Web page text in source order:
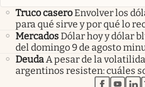
Truco caseroEnvolver los
para qué sirve y por qué lo
MercadosDólar hoy y dólar
del domingo 9 de agosto
DeudaA pesar de la
argentinos resisten: cuáles
abre en
abre